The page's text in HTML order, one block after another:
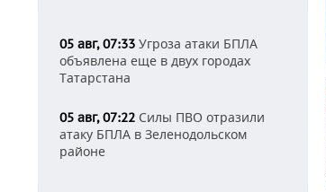
05 авг, 07:33 Угроза атаки БПЛА
объявлена еще в двух городах
Татарстана
05 авг, 07:22 Силы ПВО отразили
атаку БПЛА в Зеленодольском
районе